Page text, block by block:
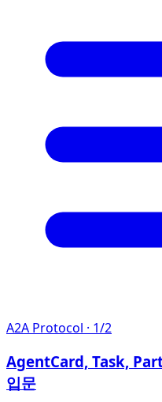
A2A Protocol · 1/2
AgentCard, Task,
입문